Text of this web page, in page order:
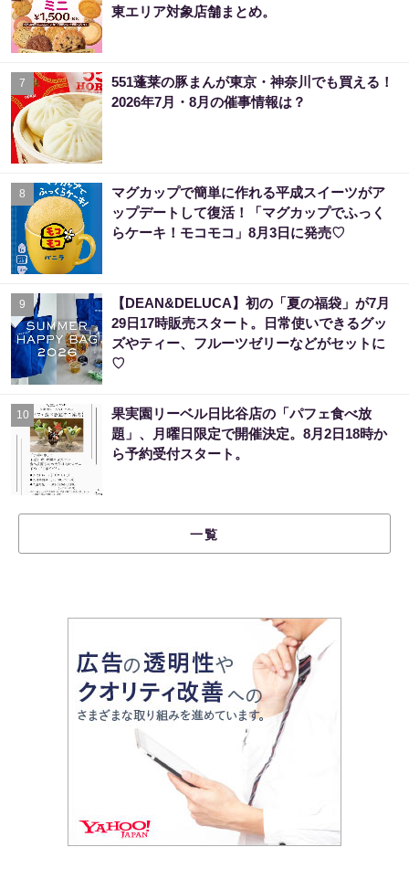
東エリア対象店舗まとめ。
7
551蓬莱の豚まんが東京・神奈川でも買える！
2026年7月・8月の催事情報は？
8
マグカップで簡単に作れる平成スイーツがア
ップデートして復活！「マグカップでふっく
らケーキ！モコモコ」8月3日に発売♡
9
【DEAN&DELUCA】初の「夏の福袋」が7月
29日17時販売スタート。日常使いできるグッ
ズやティー、フルーツゼリーなどがセットに
♡
10
果実園リーベル日比谷店の「パフェ食べ放
題」、月曜日限定で開催決定。8月2日18時か
ら予約受付スタート。
一覧